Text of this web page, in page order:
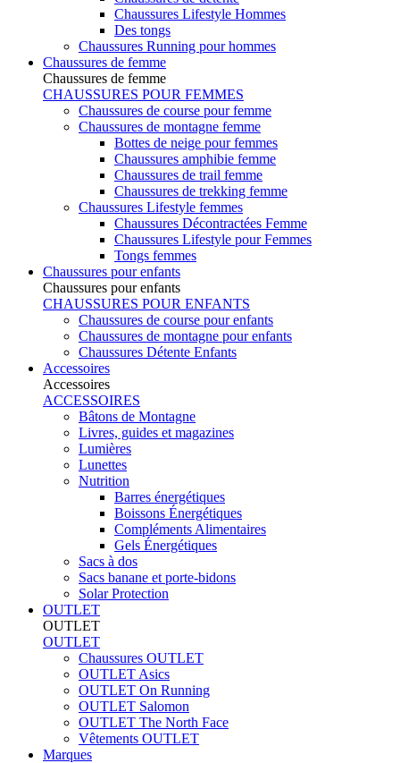
Chaussures Lifestyle Hommes
Des tongs
Chaussures Running pour hommes
Chaussures de femme
Chaussures de femme
CHAUSSURES POUR FEMMES
Chaussures de course pour femme
Chaussures de montagne femme
Bottes de neige pour femmes
Chaussures amphibie femme
Chaussures de trail femme
Chaussures de trekking femme
Chaussures Lifestyle femmes
Chaussures Décontractées Femme
Chaussures Lifestyle pour Femmes
Tongs femmes
Chaussures pour enfants
Chaussures pour enfants
CHAUSSURES POUR ENFANTS
Chaussures de course pour enfants
Chaussures de montagne pour enfants
Chaussures Détente Enfants
Accessoires
Accessoires
ACCESSOIRES
Bâtons de Montagne
Livres, guides et magazines
Lumières
Lunettes
Nutrition
Barres énergétiques
Boissons Énergétiques
Compléments Alimentaires
Gels Énergétiques
Sacs à dos
Sacs banane et porte-bidons
Solar Protection
OUTLET
OUTLET
OUTLET
Chaussures OUTLET
OUTLET Asics
OUTLET On Running
OUTLET Salomon
OUTLET The North Face
Vêtements OUTLET
Marques